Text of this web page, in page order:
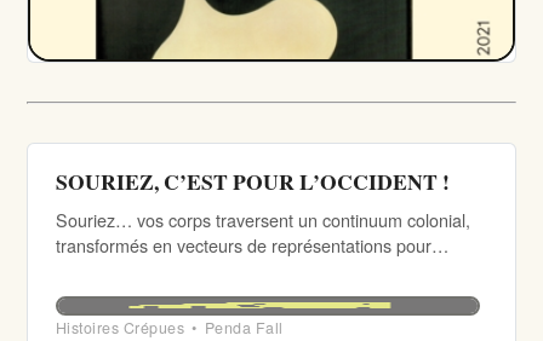
SOURIEZ, C’EST POUR L’OCCIDENT !
Souriez… vos corps traversent un continuum colonial,
transformés en vecteurs de représentations pour
Histoires Crépues Penda Fall